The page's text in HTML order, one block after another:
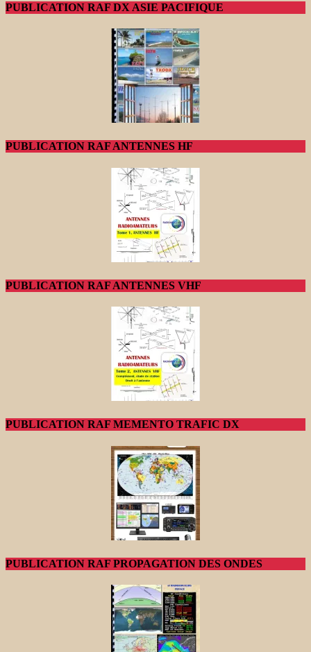
PUBLICATION RAF DX ASIE PACIFIQUE
PUBLICATION RAF ANTENNES HF
PUBLICATION RAF ANTENNES VHF
PUBLICATION RAF MEMENTO TRAFIC DX
PUBLICATION RAF PROPAGATION DES ONDES